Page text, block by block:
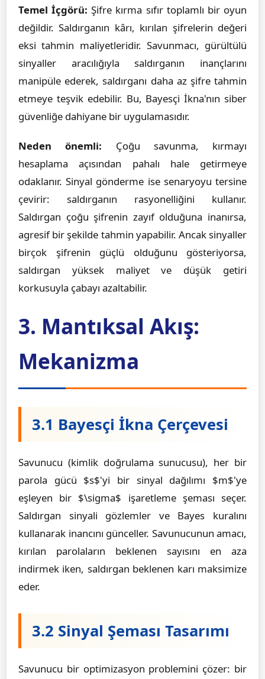
Temel İçgörü: Şifre kırma sıfır toplamlı bir oyun
değildir. Saldırganın kârı, kırılan şifrelerin değeri
eksi tahmin maliyetleridir. Savunmacı, gürültülü
sinyaller aracılığıyla saldırganın inançlarını
manipüle ederek, saldırganı daha az şifre tahmin
etmeye teşvik edebilir. Bu, Bayesçi İkna'nın siber
güvenliğe dahiyane bir uygulamasıdır.
Neden önemli: Çoğu savunma, kırmayı
hesaplama açısından pahalı hale getirmeye
odaklanır. Sinyal gönderme ise senaryoyu tersine
çevirir: saldırganın rasyonelliğini kullanır.
Saldırgan çoğu şifrenin zayıf olduğuna inanırsa,
agresif bir şekilde tahmin yapabilir. Ancak sinyaller
birçok şifrenin güçlü olduğunu gösteriyorsa,
saldırgan yüksek maliyet ve düşük getiri
korkusuyla çabayı azaltabilir.
3. Mantıksal Akış:
Mekanizma
3.1 Bayesçi İkna Çerçevesi
Savunucu (kimlik doğrulama sunucusu), her bir
parola gücü $s$'yi bir sinyal dağılımı $m$'ye
eşleyen bir $\sigma$ işaretleme şeması seçer.
Saldırgan sinyali gözlemler ve Bayes kuralını
kullanarak inancını günceller. Savunucunun amacı,
kırılan parolaların beklenen sayısını en aza
indirmek iken, saldırgan beklenen karı maksimize
eder.
3.2 Sinyal Şeması Tasarımı
Savunucu bir optimizasyon problemini çözer: bir